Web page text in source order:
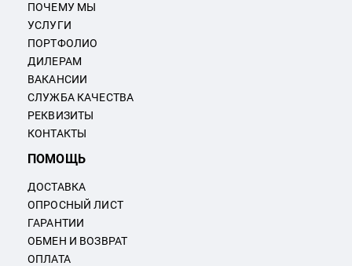
ПОЧЕМУ МЫ
УСЛУГИ
ПОРТФОЛИО
ДИЛЕРАМ
ВАКАНСИИ
СЛУЖБА КАЧЕСТВА
РЕКВИЗИТЫ
КОНТАКТЫ
ПОМОЩЬ
ДОСТАВКА
ОПРОСНЫЙ ЛИСТ
ГАРАНТИИ
ОБМЕН И ВОЗВРАТ
ОПЛАТА